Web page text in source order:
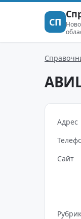
СП
Адрес
Сайт